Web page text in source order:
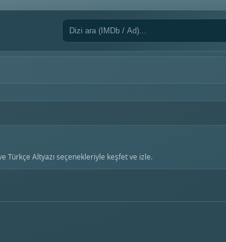
Türkçe Altyazı seçenekleriyle keşfet ve izle.